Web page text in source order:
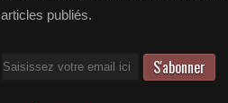
articles publiés.
Email